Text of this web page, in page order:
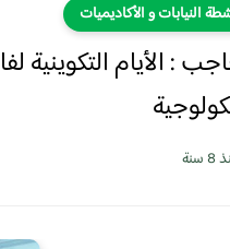
النيابات و الأكاديميات
: الأيام